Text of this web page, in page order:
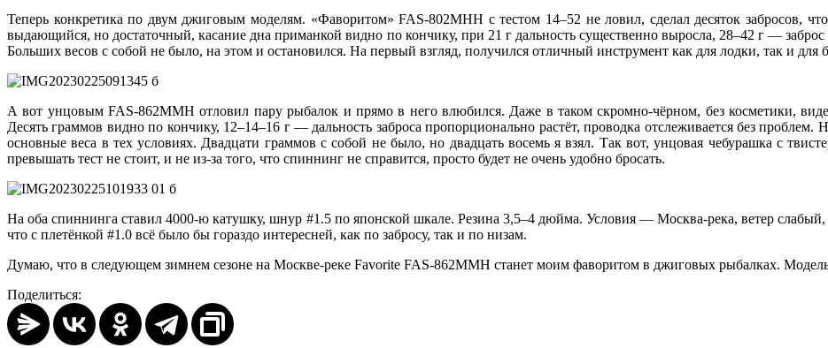
Теперь конкретика по двум джиговым моделям. «Фаворитом» FAS-802MHH с тестом 14–52 не ловил, сделал десяток забросов,
выдающийся, но достаточный, касание дна приманкой видно по кончику, при 21 г дальность существенно выросла, 28–42 г —
Больших весов с собой не было, на этом и остановился. На первый взгляд, получился отличный инструмент как для лодки, так и для
А вот унцовым FAS-862MMH отловил пару рыбалок и прямо в него влюбился. Даже в таком скромно-чёрном, без косметики,
Десять граммов видно по кончику, 12–14–16 г — дальность заброса пропорционально растёт, проводка отслеживается без
основные веса в тех условиях. Двадцати граммов с собой не было, но двадцать восемь я взял. Так вот, унцовая чебурашка с
превышать тест не стоит, и не из-за того, что спиннинг не справится, просто будет не очень удобно бросать.
На оба спиннинга ставил 4000-ю катушку, шнур #1.5 по японской шкале. Резина 3,5–4 дюйма. Условия — Москва-река, ветер слабый,
что с плетёнкой #1.0 всё было бы гораздо интересней, как по забросу, так и по низам.
Думаю, что в следующем зимнем сезоне на Москве-реке Favorite FAS-862MMH станет моим фаворитом в джиговых рыбалках. Модель
Поделиться: